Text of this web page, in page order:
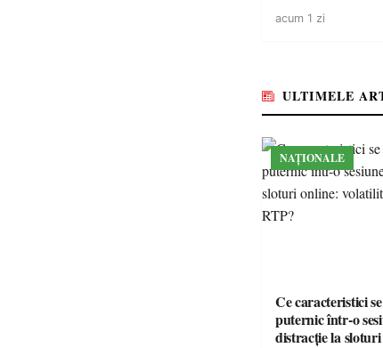
acum 1 zi
ULTIMELE
NAȚIONALE
Ce caracteristici
puternic într-o
distracție la